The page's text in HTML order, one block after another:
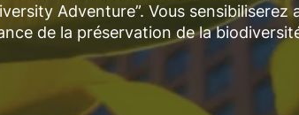
Adventure”. Vous sensibiliserez
de la préservation de la